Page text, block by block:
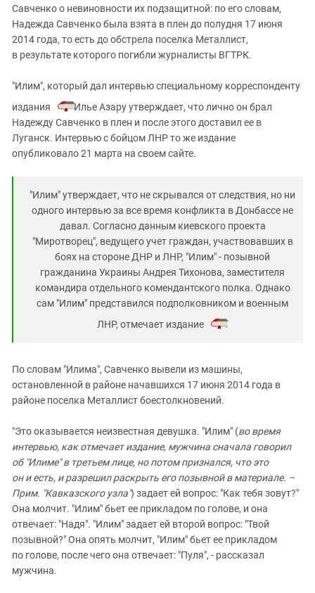
Савченко о невиновности их подзащитной: по его словам,
Надежда Савченко была взята в плен до полудня 17 июня
2014 года, то есть до обстрела поселка Металлист,
в результате которого погибли журналисты ВГТРК.
"Илим", который дал интервью специальному корреспонденту
издания
Илье Азару утверждает, что лично он брал
Надежду Савченко в плен и после этого доставил ее в
Луганск. Интервью с бойцом ЛНР то же издание
опубликовало 21 марта на своем сайте.
"Илим" утверждает, что не скрывался от следствия, но ни
одного интервью за все время конфликта в Донбассе не
давал. Согласно данным киевского проекта
"Миротворец", ведущего учет граждан, участвовавших в
боях на стороне ДНР и ЛНР, "Илим" - позывной
гражданина Украины Андрея Тихонова, заместителя
командира отдельного комендантского полка. Однако
сам "Илим" представился подполковником и военным
ЛНР, отмечает издание
.
По словам "Илима", Савченко вывели из машины,
остановленной в районе начавшихся 17 июня 2014 года в
районе поселка Металлист боестолкновений.
"Это оказывается неизвестная девушка. "Илим" (во время
интервью, как отмечает издание, мужчина сначала говорил
об "Илиме" в третьем лице, но потом признался, что это
он и есть, и разрешил раскрыть его позывной в материале. –
Прим. "Кавказского узла") задает ей вопрос: "Как тебя зовут?"
Она молчит. "Илим" бьет ее прикладом по голове, и она
отвечает: "Надя". "Илим" задает ей второй вопрос: "Твой
позывной?" Она опять молчит, "Илим" бьет ее прикладом
по голове, после чего она отвечает: "Пуля", - рассказал
мужчина.